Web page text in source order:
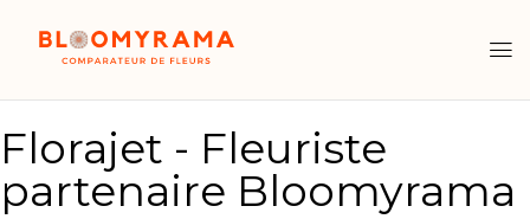
Florajet - Fleuriste
partenaire Bloomyrama